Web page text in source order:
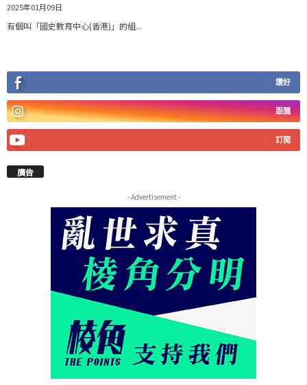
2025年01月09日
有個叫「國史教育中心(香港)」的組...
讚好
跟隨
訂閱
廣告
- Advertisement -